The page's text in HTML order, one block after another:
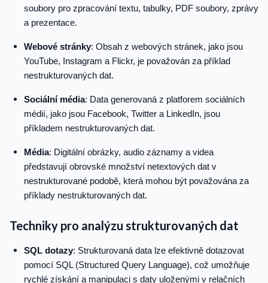
soubory pro zpracování textu, tabulky, PDF soubory, zprávy
a prezentace.
Webové stránky: Obsah z webových stránek, jako jsou
YouTube, Instagram a Flickr, je považován za příklad
nestrukturovaných dat.
Sociální média: Data generovaná z platforem sociálních
médií, jako jsou Facebook, Twitter a LinkedIn, jsou
příkladem nestrukturovaných dat.
Média: Digitální obrázky, audio záznamy a videa
představují obrovské množství netextových dat v
nestrukturované podobě, která mohou být považována za
příklady nestrukturovaných dat.
Techniky pro analýzu strukturovaných dat
SQL dotazy: Strukturovaná data lze efektivně dotazovat
pomocí SQL (Structured Query Language), což umožňuje
rychlé získání a manipulaci s daty uloženými v relačních